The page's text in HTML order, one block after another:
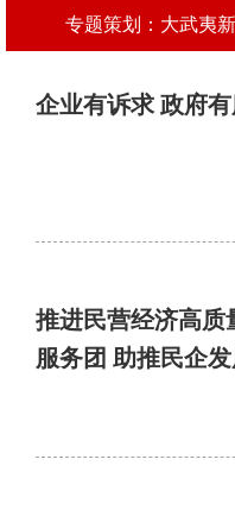
专题策划：大武夷
企业有诉求 政府
推进民营经济高质
服务团 助推民企